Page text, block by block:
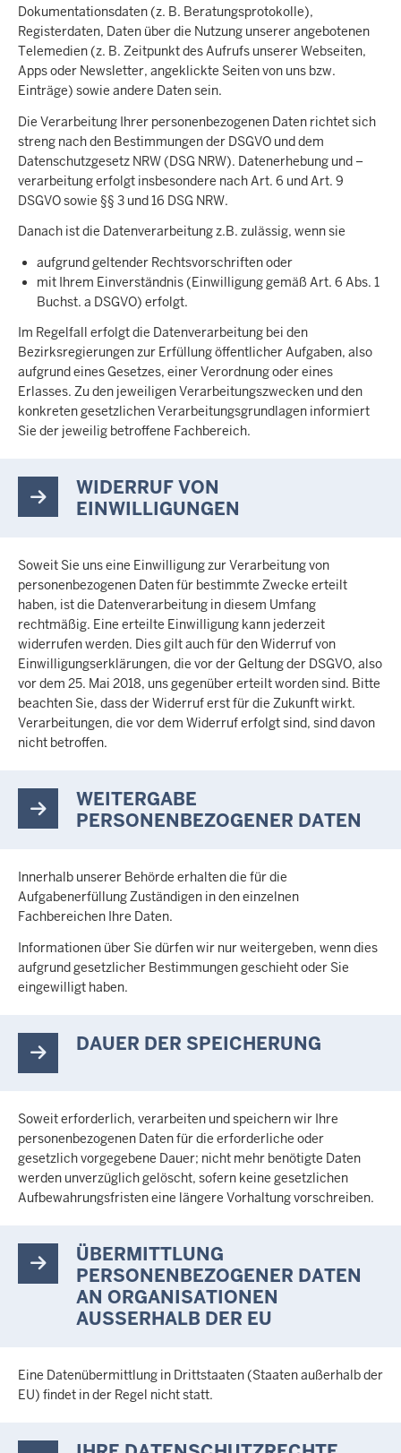
Dokumentationsdaten (z. B. Beratungsprotokolle),
Registerdaten, Daten über die Nutzung unserer angebotenen
Telemedien (z. B. Zeitpunkt des Aufrufs unserer Webseiten,
Apps oder Newsletter, angeklickte Seiten von uns bzw.
Einträge) sowie andere Daten sein.
Die Verarbeitung Ihrer personenbezogenen Daten richtet sich
streng nach den Bestimmungen der DSGVO und dem
Datenschutzgesetz NRW (DSG NRW). Datenerhebung und –
verarbeitung erfolgt insbesondere nach Art. 6 und Art. 9
DSGVO sowie §§ 3 und 16 DSG NRW.
Danach ist die Datenverarbeitung z.B. zulässig, wenn sie
aufgrund geltender Rechtsvorschriften oder
mit Ihrem Einverständnis (Einwilligung gemäß Art. 6 Abs. 1
Buchst. a DSGVO) erfolgt.
Im Regelfall erfolgt die Datenverarbeitung bei den
Bezirksregierungen zur Erfüllung öffentlicher Aufgaben, also
aufgrund eines Gesetzes, einer Verordnung oder eines
Erlasses. Zu den jeweiligen Verarbeitungszwecken und den
konkreten gesetzlichen Verarbeitungsgrundlagen informiert
Sie der jeweilig betroffene Fachbereich.
WIDERRUF VON
EINWILLIGUNGEN
Soweit Sie uns eine Einwilligung zur Verarbeitung von
personenbezogenen Daten für bestimmte Zwecke erteilt
haben, ist die Datenverarbeitung in diesem Umfang
rechtmäßig. Eine erteilte Einwilligung kann jederzeit
widerrufen werden. Dies gilt auch für den Widerruf von
Einwilligungserklärungen, die vor der Geltung der DSGVO, also
vor dem 25. Mai 2018, uns gegenüber erteilt worden sind. Bitte
beachten Sie, dass der Widerruf erst für die Zukunft wirkt.
Verarbeitungen, die vor dem Widerruf erfolgt sind, sind davon
nicht betroffen.
WEITERGABE
PERSONENBEZOGENER DATEN
Innerhalb unserer Behörde erhalten die für die
Aufgabenerfüllung Zuständigen in den einzelnen
Fachbereichen Ihre Daten.
Informationen über Sie dürfen wir nur weitergeben, wenn dies
aufgrund gesetzlicher Bestimmungen geschieht oder Sie
eingewilligt haben.
DAUER DER SPEICHERUNG
Soweit erforderlich, verarbeiten und speichern wir Ihre
personenbezogenen Daten für die erforderliche oder
gesetzlich vorgegebene Dauer; nicht mehr benötigte Daten
werden unverzüglich gelöscht, sofern keine gesetzlichen
Aufbewahrungsfristen eine längere Vorhaltung vorschreiben.
ÜBERMITTLUNG
PERSONENBEZOGENER DATEN
AN ORGANISATIONEN
AUSSERHALB DER EU
Eine Datenübermittlung in Drittstaaten (Staaten außerhalb der
EU) findet in der Regel nicht statt.